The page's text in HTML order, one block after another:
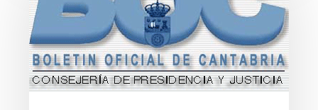
Mancomunidad